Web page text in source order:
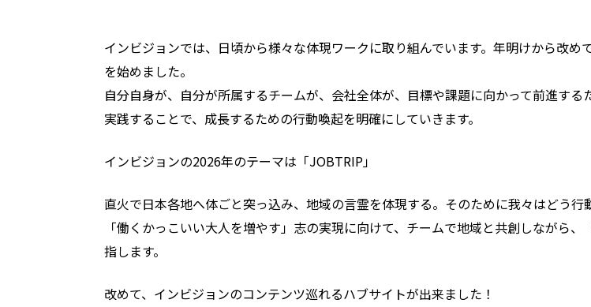
インビジョンでは、日頃から様々な体現ワークに取り組んでいます。年明けから改
を始めました。
自分自身が、自分が所属するチームが、会社全体が、目標や課題に向かって前進す
実践することで、成長するための行動喚起を明確にしていきます。
インビジョンの2026年のテーマは「JOBTRIP」
直火で日本各地へ体ごと突っ込み、地域の言霊を体現する。そのために我々はどう行
「働くかっこいい大人を増やす」志の実現に向けて、チームで地域と共創しながら
指します。
改めて、インビジョンのコンテンツ巡れるハブサイトが出来ました！